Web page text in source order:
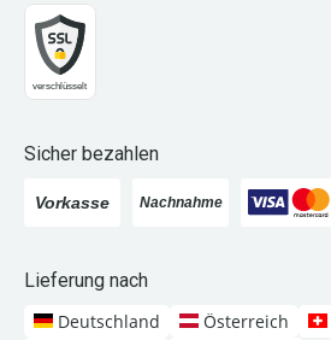
Sicher bezahlen
Lieferung nach
Deutschland
Österreich